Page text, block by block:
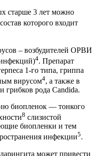
старше 3 лет можно
которого входит
– возбудителей ОРВИ
4. Препарат
1-го типа, гриппа
вирусом4, а также в
грибков рода Candida.
биопленок — тонкого
8 слизистой
биопленки и тем
инфекции5.
ларингита может привести